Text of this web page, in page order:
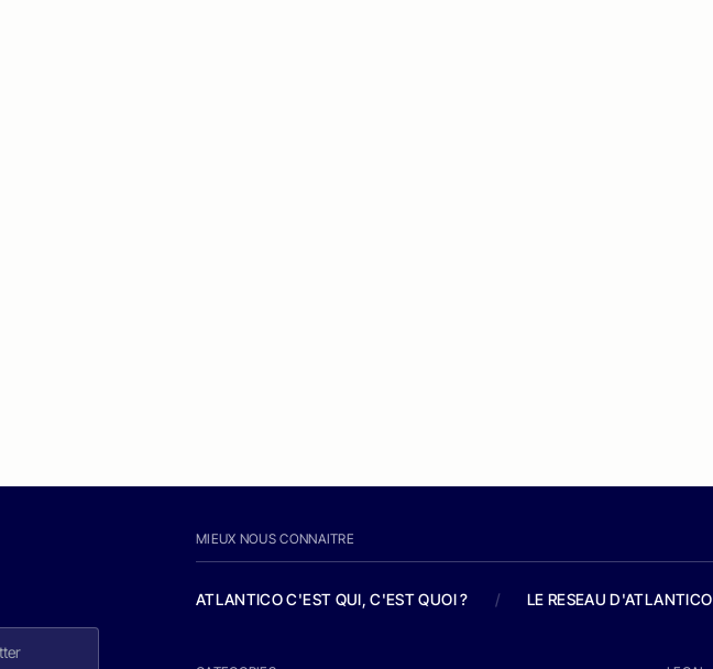
MIEUX NOUS CONNAITRE
ATLANTICO C'EST QUI, C'EST QUOI ? / LE RESEAU D'ATLANTICO